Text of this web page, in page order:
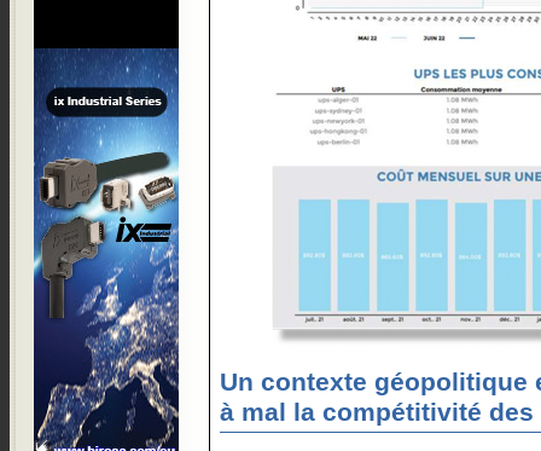
Un contexte géopolitique
à mal la compétitivité